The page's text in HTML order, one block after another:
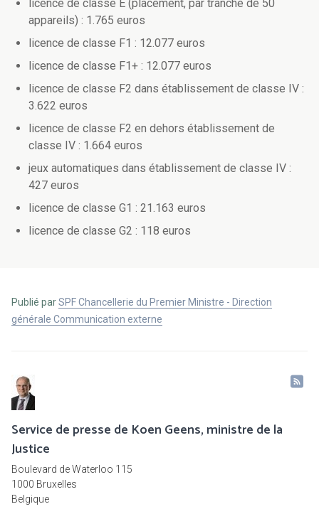
licence de classe E (placement, par tranche de 50
appareils) : 1.765 euros
licence de classe F1 : 12.077 euros
licence de classe F1+ : 12.077 euros
licence de classe F2 dans établissement de classe IV :
3.622 euros
licence de classe F2 en dehors établissement de
classe IV : 1.664 euros
jeux automatiques dans établissement de classe IV :
427 euros
licence de classe G1 : 21.163 euros
licence de classe G2 : 118 euros
Publié parSPF Chancellerie du Premier Ministre - Direction
générale Communication externe
Service de presse de Koen Geens, ministre de la
Justice
Boulevard de Waterloo 115
1000 Bruxelles
Belgique